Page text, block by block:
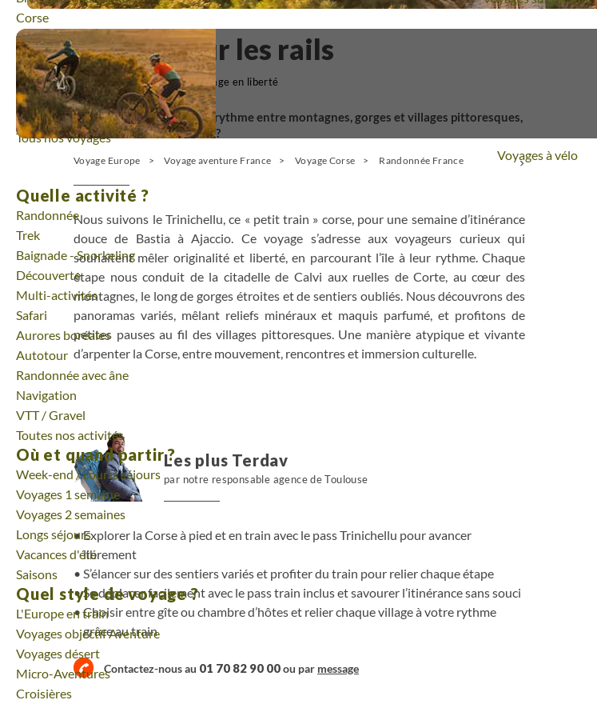
Voyage
Corse
Voyage
Massif Central
Voyage
Pays Basque et Sud-Ouest
Voyage
Provence - Côte d'Azur
Voyage
Pyrénées
Voyage
Vallée de la Loire
Tous nos voyages
Voyages à vélo
Quelle activité ?
Randonnée
Trek
Baignade - Snorkeling
Découverte
Multi-activités
Safari
Aurores boréales
Autotour
Randonnée avec âne
Navigation
VTT / Gravel
Toutes nos activités
Où et quand partir ?
Week-end / courts séjours
Voyages 1 semaine
Voyages 2 semaines
Longs séjours
Vacances d'été
Saisons
Quel style de voyage ?
L'Europe en train
Voyages objectif Aventure
Voyages désert
Micro-Aventures
Croisières
La Corse sur les rails
(25) Voyage en liberté
Parcourir la Corse à votre rythme entre montagnes, gorges et villages pittoresques,
envie de tenter l’aventure ?
Voyage Europe Voyage aventure France Voyage Corse Randonnée France +
Nous suivons le Trinichellu, ce « petit train » corse, pour une semaine d’itinérance
douce de Bastia à Ajaccio. Ce voyage s’adresse aux voyageurs curieux qui
souhaitent mêler originalité et liberté, en parcourant l’île à leur rythme. Chaque
étape nous conduit de la citadelle de Calvi aux ruelles de Corte, au cœur des
montagnes, le long de gorges étroites et de sentiers oubliés. Nous découvrons des
panoramas variés, mêlant reliefs minéraux et maquis parfumé, et profitons de
petites pauses au fil des villages pittoresques. Une manière atypique et vivante
d’arpenter la Corse, entre mouvement, rencontres et immersion culturelle.
Les plus Terdav
par notre responsable agence de Toulouse
Explorer la Corse à pied et en train avec le pass Trinichellu pour avancer
librement
S’élancer sur des sentiers variés et profiter du train pour relier chaque étape
Se déplacer facilement avec le pass train inclus et savourer l’itinérance sans souci
Choisir entre gîte ou chambre d’hôtes et relier chaque village à votre rythme
grâce au train
Contactez-nous au 01 70 82 90 00ou par message